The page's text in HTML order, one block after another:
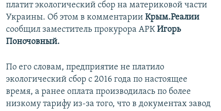
платит экологический сбор на материковой части
Украины. Об этом в комментарии Крым.Реалии
сообщил заместитель прокурора АРКИгорь
Поночовный.
По его словам, предприятие не платило
экологический сбор с 2016 года по настоящее
время, а ранее оплата производилась по более
низкому тарифу из-за того, что в документах завод